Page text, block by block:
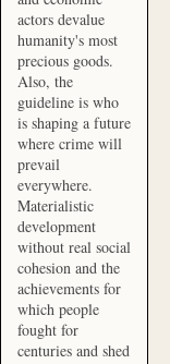
actors devalue
humanity's most
precious goods.
Also, the
guideline is who
is shaping a future
where crime will
prevail
everywhere.
Materialistic
development
without real social
cohesion and the
achievements for
which people
fought for
centuries and shed